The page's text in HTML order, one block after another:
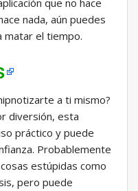
que no hace
nada, aún puedes
matar el tiempo.
a ti mismo?
diversión, esta
práctico y puede
Probablemente
estúpidas como
pero puede